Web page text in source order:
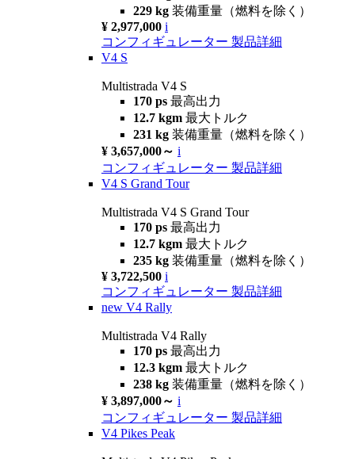
229 kg 装備重量（燃料を除く）
¥ 2,977,000 i
コンフィギュレーター 製品詳細
V4 S
Multistrada V4 S
170 ps 最高出力
12.7 kgm 最大トルク
231 kg 装備重量（燃料を除く）
¥ 3,657,000～ i
コンフィギュレーター 製品詳細
V4 S Grand Tour
Multistrada V4 S Grand Tour
170 ps 最高出力
12.7 kgm 最大トルク
235 kg 装備重量（燃料を除く）
¥ 3,722,500 i
コンフィギュレーター 製品詳細
new V4 Rally
Multistrada V4 Rally
170 ps 最高出力
12.3 kgm 最大トルク
238 kg 装備重量（燃料を除く）
¥ 3,897,000～ i
コンフィギュレーター 製品詳細
V4 Pikes Peak